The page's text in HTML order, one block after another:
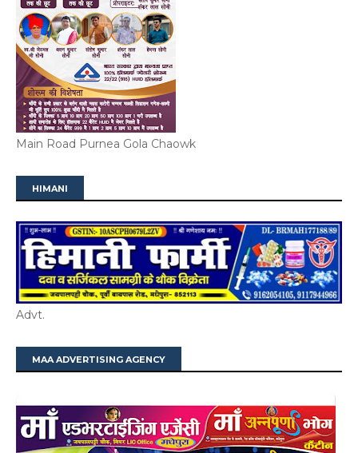
Main Road Purnea Gola Chaowk
HIMANI
Advt.
MAA ADVERTISING AGENCY